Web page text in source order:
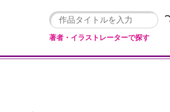
著者・イラストレーターで探す